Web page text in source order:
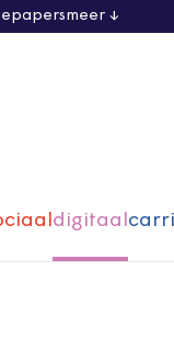
meer
digitaal